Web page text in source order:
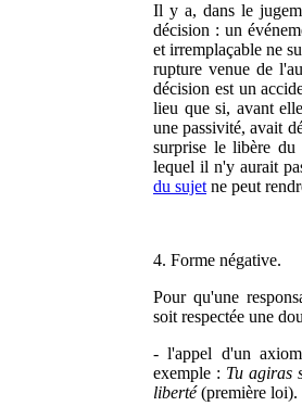
Il y a, dans le
décision : un
et irremplaçable ne
rupture venue de
décision est un
lieu que si, avant
une passivité, avait
surprise le libère
lequel il n'y aurait
du sujet ne peut
4. Forme négative.
Pour qu'une
soit respectée une
- l'appel d'un
exemple : Tu agiras
liberté(première loi).